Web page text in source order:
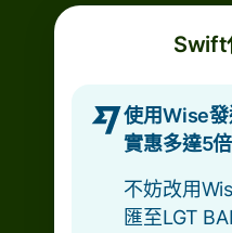
Swift
使用Wise
實惠多達5倍
不妨改用
匯至LGT